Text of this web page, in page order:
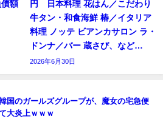
額
円 日本料理 花はん／こだわり
牛タン・和食海鮮 椿／イタリア
料理 ノッテ ビアンカサロン ラ・
ドンナ／バー 蔵さび、など…
2026年6月30日
韓国のガールズグループが、魔女の宅急便
大炎上ｗｗｗ